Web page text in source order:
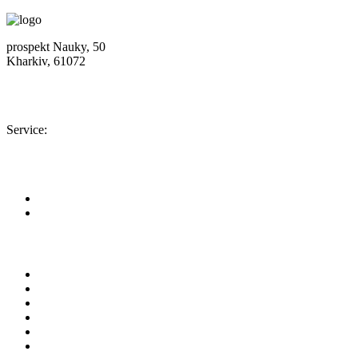
prospekt Nauky, 50
Kharkiv, 61072
Service: